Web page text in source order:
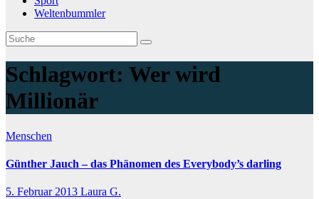
Weltenbummler
Schlagwort: Wer wird
Millionär
Menschen
Günther Jauch – das Phänomen des Everybody’s darling
5. Februar 2013 Laura G.